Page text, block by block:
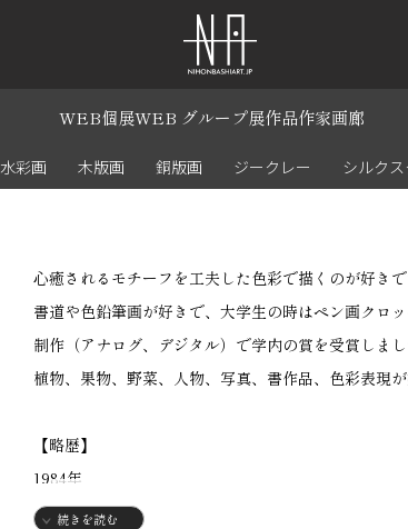
WEB個展WEB グループ展作品作家画廊
水彩画 木版画 銅版画 ジークレー シルク
心癒されるモチーフを工夫した色彩で描くのが好きで
書道や色鉛筆画が好きで、大学生の時はペン画クロ
制作（アナログ、デジタル）で学内の賞を受賞しまし
植物、果物、野菜、人物、写真、書作品、色彩表現が
【略歴】
1984年
・富山県生まれ
続きを読む